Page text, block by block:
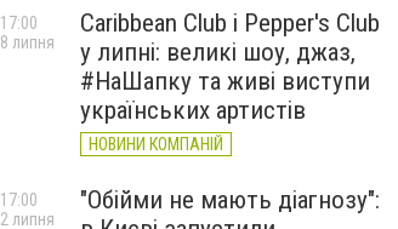
Caribbean Club і Pepper's Club
у липні: великі шоу, джаз,
#НаШапку та живі виступи
українських артистів
НОВИНИ КОМПАНІЙ
17:00
8 липня
"Обійми не мають діагнозу":
17:00
2 липня